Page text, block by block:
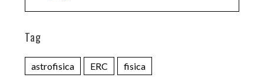
Tag
astrofisica ERC fisica